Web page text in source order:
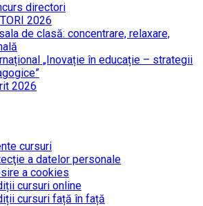
directori
2026
de clasă: concentrare, relaxare,
„Inovație în educație – strategii
2026
cursuri
a datelor personale
a cookies
cursuri online
cursuri față în față